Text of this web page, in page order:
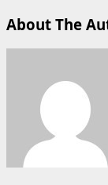
About The